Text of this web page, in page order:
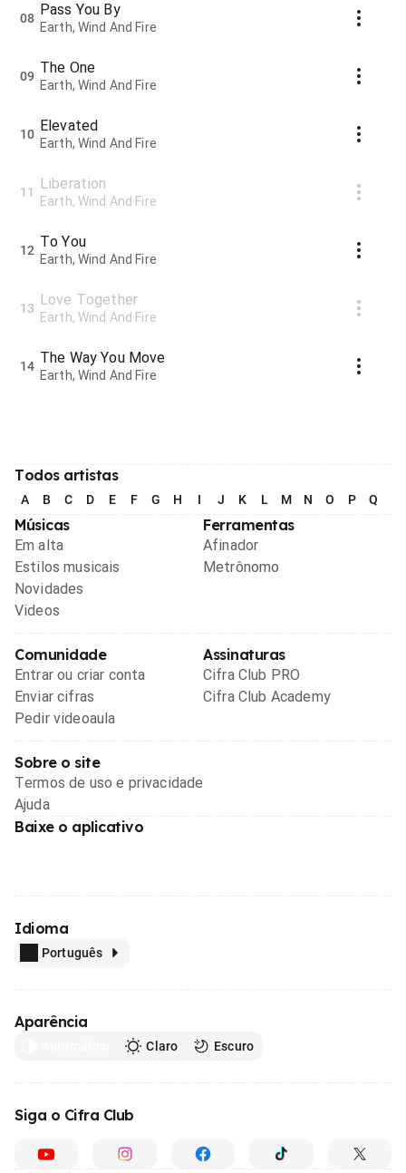
08 Pass You By
Earth, Wind And Fire
09 The One
Earth, Wind And Fire
10 Elevated
Earth, Wind And Fire
11 Liberation
Earth, Wind And Fire
12 To You
Earth, Wind And Fire
13 Love Together
Earth, Wind And Fire
14 The Way You Move
Earth, Wind And Fire
Todos artistas
A B C D E F G H I J K L M N O P Q
Músicas
Em alta
Estilos musicais
Novidades
Videos
Ferramentas
Afinador
Metrônomo
Comunidade
Entrar ou criar conta
Enviar cifras
Pedir videoaula
Assinaturas
Cifra Club PRO
Cifra Club Academy
Sobre o site
Termos de uso e privacidade
Ajuda
Baixe o aplicativo
Idioma
Português
Aparência
Claro Escuro
Siga o Cifra Club